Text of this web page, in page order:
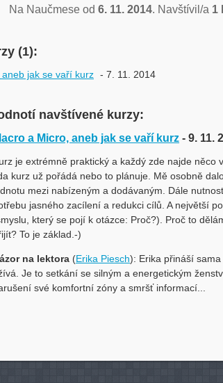
Na Naučmese od 6. 11. 2014. Navštívil/a 1
(1):
jak se vaří kurz - 7. 11. 2014
navštívené kurzy:
a Micro, aneb jak se vaří kurz - 9. 11.
je extrémně praktický a každý zde najde něco
kurz už pořádá nebo to plánuje. Mě osobně
mezi nabízeným a dodávaným. Dále
jasného zacílení a redukci cílů. A největší
který se pojí k otázce: Proč?). Proč to
To je základ.-)
na lektora (Erika Piesch): Erika přináší
Je to setkání se silným a energetickým
své komfortní zóny a smršť informací...